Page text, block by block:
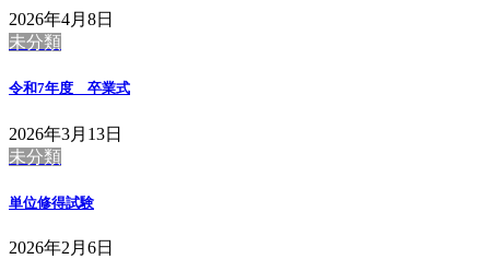
2026年4月8日
未分類
令和7年度 卒業式
2026年3月13日
未分類
単位修得試験
2026年2月6日